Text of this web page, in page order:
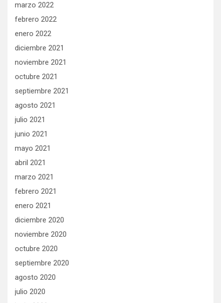
marzo 2022
febrero 2022
enero 2022
diciembre 2021
noviembre 2021
octubre 2021
septiembre 2021
agosto 2021
julio 2021
junio 2021
mayo 2021
abril 2021
marzo 2021
febrero 2021
enero 2021
diciembre 2020
noviembre 2020
octubre 2020
septiembre 2020
agosto 2020
julio 2020